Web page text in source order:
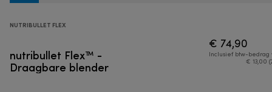
NUTRIBULLET FLEX
nutribullet Flex™ -
Draagbare blender
€ 74,90
Inclusief btw-bedrag
€ 13,00